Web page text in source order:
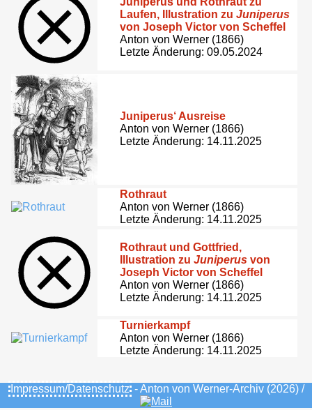
Laufen, Illustration zu Juniperus
von Joseph Victor von Scheffel
Anton von Werner (1866)
Letzte Änderung: 09.05.2024
Juniperus‘ Ausreise
Anton von Werner (1866)
Letzte Änderung: 14.11.2025
Rothraut
Anton von Werner (1866)
Letzte Änderung: 14.11.2025
Rothraut und Gottfried,
Illustration zu Juniperus von
Joseph Victor von Scheffel
Anton von Werner (1866)
Letzte Änderung: 14.11.2025
Turnierkampf
Anton von Werner (1866)
Letzte Änderung: 14.11.2025
Impressum/Datenschutz - Anton von Werner-Archiv (2026) /